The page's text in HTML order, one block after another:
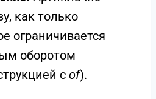
как только
ограничивается
оборотом
с of).